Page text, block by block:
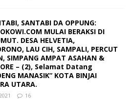
SANTABI DA OPPUNG:
MULAI BERAKSI DI
DESA HELVETIA,
LAU CIH, SAMPALI, PERCUT
SIMPANG AMPAT ASAHAN &
– (2), Selamat Datang
MANASIK” KOTA BINJAI
UTARA.
16